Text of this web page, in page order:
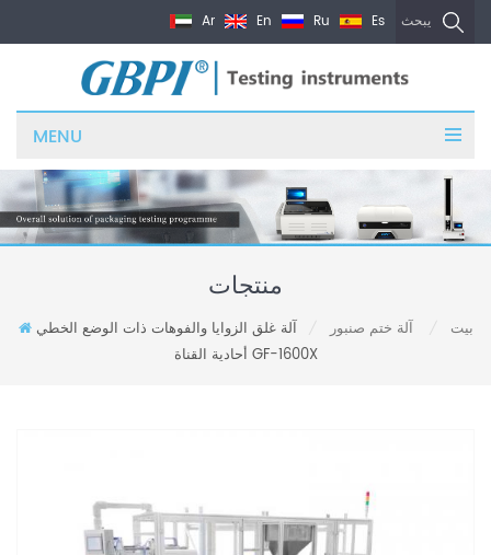
يبحث Ar En Ru Es
MENU
منتجات
بيت آلة ختم صنبور
آلة غلق الزوايا والفوهات ذات الوضع الخطي
أحادية القناة GF-1600X